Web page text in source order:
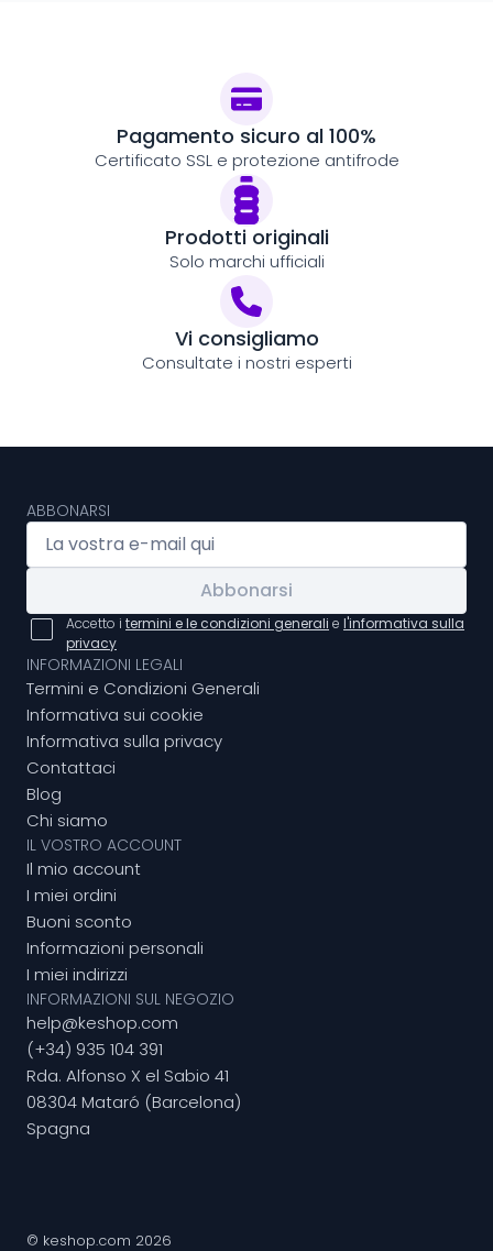
Pagamento sicuro al 100%
Certificato SSL e protezione antifrode
Prodotti originali
Solo marchi ufficiali
Vi consigliamo
Consultate i nostri esperti
ABBONARSI
Abbonarsi
Accetto i termini e le condizioni generali e l'informativa sulla
privacy
INFORMAZIONI LEGALI
Termini e Condizioni Generali
Informativa sui cookie
Informativa sulla privacy
Contattaci
Blog
Chi siamo
IL VOSTRO ACCOUNT
Il mio account
I miei ordini
Buoni sconto
Informazioni personali
I miei indirizzi
INFORMAZIONI SUL NEGOZIO
help@keshop.com
(+34) 935 104 391
Rda. Alfonso X el Sabio 41
08304 Mataró (Barcelona)
Spagna
© keshop.com 2026